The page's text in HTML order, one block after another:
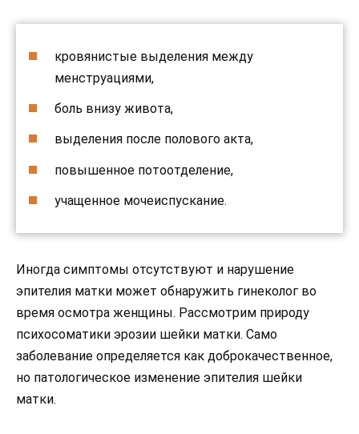
кровянистые выделения между
менструациями,
боль внизу живота,
выделения после полового акта,
повышенное потоотделение,
учащенное мочеиспускание.
Иногда симптомы отсутствуют и нарушение
эпителия матки может обнаружить гинеколог во
время осмотра женщины. Рассмотрим природу
психосоматики эрозии шейки матки. Само
заболевание определяется как доброкачественное,
но патологическое изменение эпителия шейки
матки.